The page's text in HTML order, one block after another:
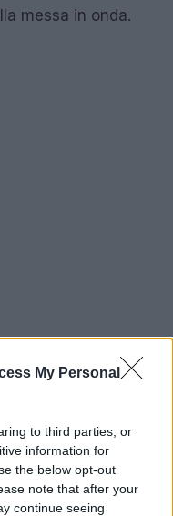
My Personal
to third parties, or
information for
the below opt-out
note that after your
continue seeing
messa in onda.
prossime
divisivo come
un elemento
Fratello Vip
dall’altro